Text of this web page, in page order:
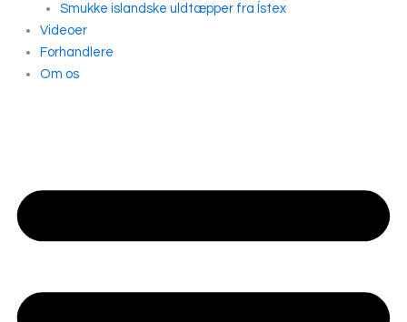
Smukke islandske uldtæpper fra Ístex
Videoer
Forhandlere
Om os